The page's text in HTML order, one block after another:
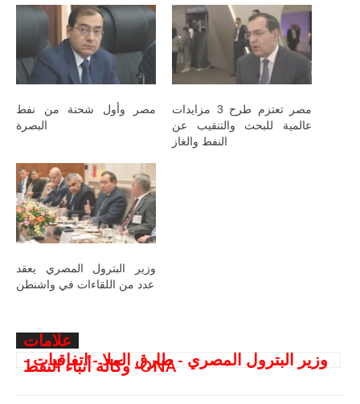
مصر وأول شحنة من نفط
البصرة
مصر تعتزم طرح 3 مزايدات
عالمية للبحث والتنقيب عن
النفط والغاز
وزير البترول المصري يعقد
عدد من اللقاءات في واشنطن
علامات
وزير البترول المصري - طارق الملا - اتفاقيات -
وكالة أنباء النفط -ONA